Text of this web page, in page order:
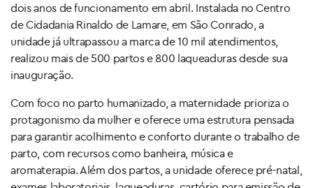
dois anos de funcionamento em abril. Instalada no Centro
de Cidadania Rinaldo de Lamare, em São Conrado, a
unidade já ultrapassou a marca de 10 mil atendimentos,
realizou mais de 500 partos e 800 laqueaduras desde sua
inauguração.
Com foco no parto humanizado, a maternidade prioriza o
protagonismo da mulher e oferece uma estrutura pensada
para garantir acolhimento e conforto durante o trabalho de
parto, com recursos como banheira, música e
aromaterapia. Além dos partos, a unidade oferece pré-natal,